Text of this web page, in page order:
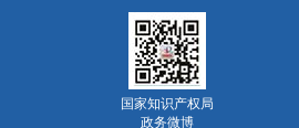
国家知识产权局
政务微博